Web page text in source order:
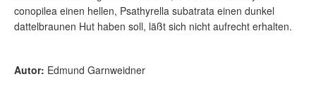
conopilea einen hellen, Psathyrella subatrata einen dunkel
dattelbraunen Hut haben soll, läßt sich nicht aufrecht erhalten.
Autor: Edmund Garnweidner